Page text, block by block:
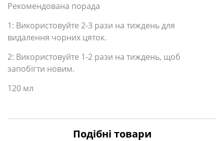
Рекомендована порада
1: Використовуйте 2-3 рази на тиждень для
видалення чорних цяток.
2: Використовуйте 1-2 рази на тиждень, щоб
запобігти новим.
120 мл
Подібні товари